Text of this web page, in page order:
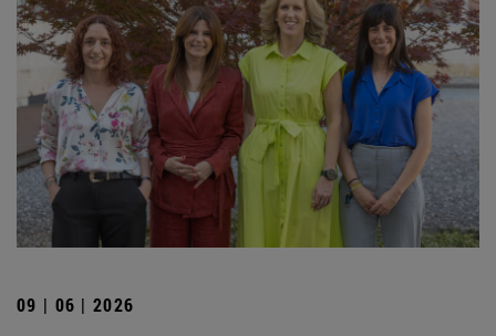
09 | 06 | 2026